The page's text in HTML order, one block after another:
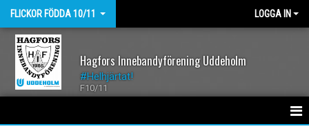
FLICKOR FÖDDA 10/11 LOGGA IN
Hagfors Innebandyförening Uddeholm
#Helhjärtat!
F10/11